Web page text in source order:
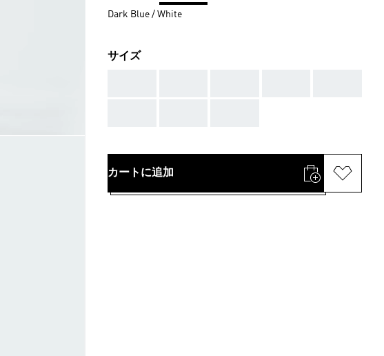
Dark Blue / White
サイズ
カートに追加